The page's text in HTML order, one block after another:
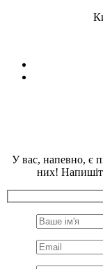
У вас, напевно, є
них!